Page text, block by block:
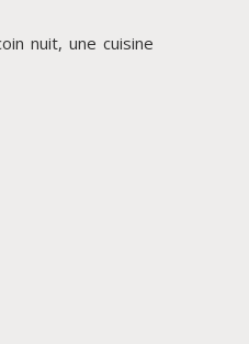
nuit, une cuisine